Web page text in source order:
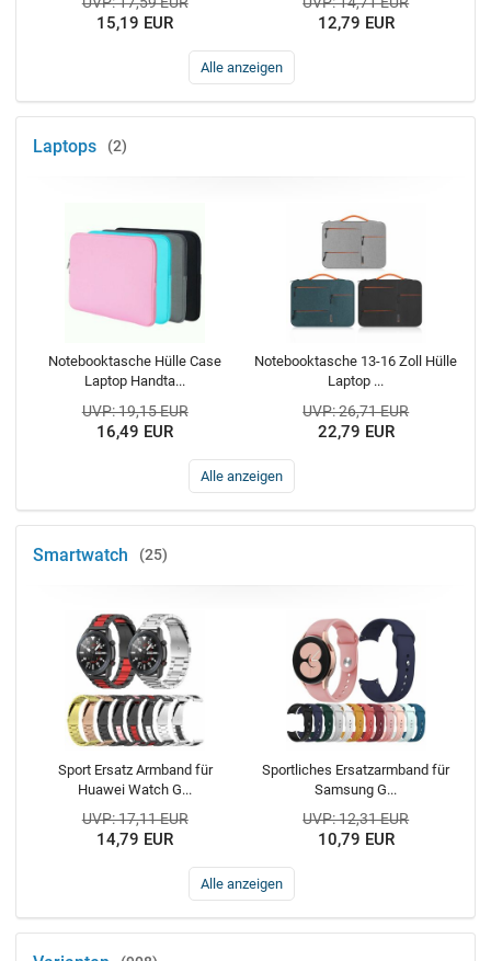
15,19 EUR 12,79 EUR
Alle anzeigen
Laptops 2
Notebooktasche Hülle Case
Laptop Handta...
UVP: 19,15 EUR
16,49 EUR
Notebooktasche 13-16 Zoll Hülle
Laptop ...
UVP: 26,71 EUR
22,79 EUR
Alle anzeigen
Smartwatch 25
Sport Ersatz Armband für
Huawei Watch G...
UVP: 17,11 EUR
14,79 EUR
Sportliches Ersatzarmband für
Samsung G...
UVP: 12,31 EUR
10,79 EUR
Alle anzeigen